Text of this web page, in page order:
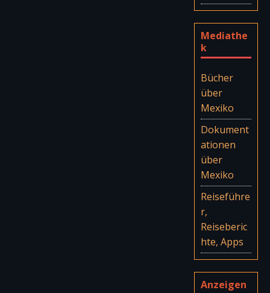
Mediathe
k
Bücher
über
Mexiko
Dokument
ationen
über
Mexiko
Reiseführe
r,
Reiseberic
hte, Apps
Anzeigen